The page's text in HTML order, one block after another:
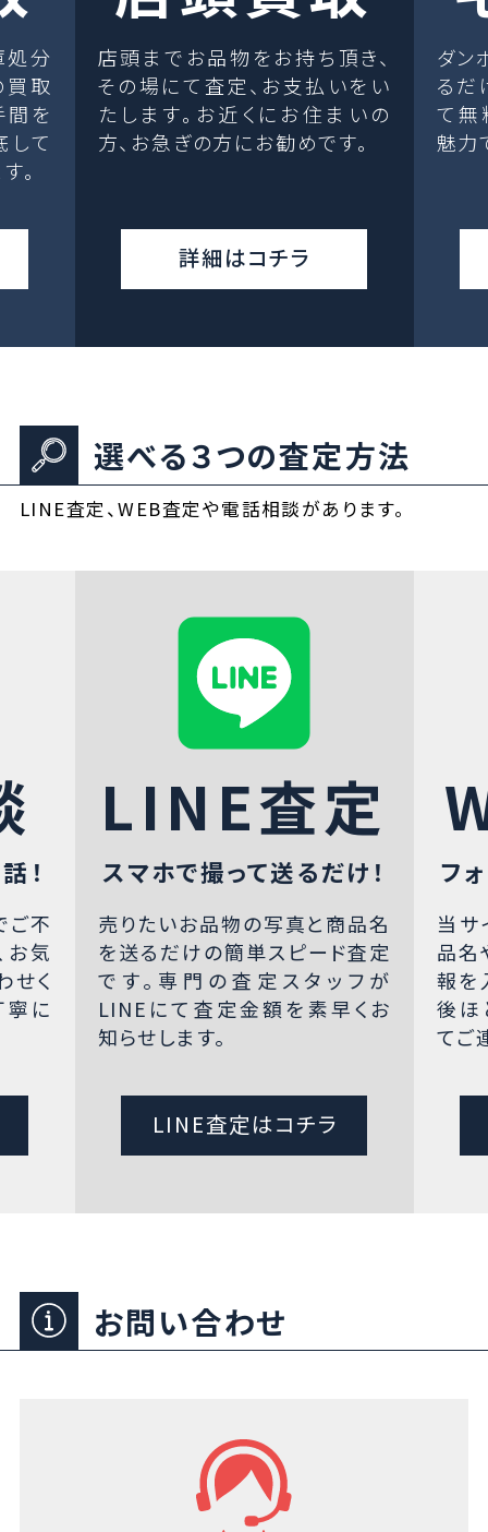
処分
取
間を
して
。
店頭までお品物をお持ち頂き、
その場にて査定、お支払いをい
たします。お近くにお住まいの
方、お急ぎの方にお勧めです。
詳細はコチラ
ダン
るだ
て無
魅力
選べる３つの査定方法
LINE査定、WEB査定や電話相談があります。
！
ご不
お気
せく
寧に
LINE査定
スマホで撮って送るだけ！
売りたいお品物の写真と商品名
を送るだけの簡単スピード査定
です。専門の査定スタッフが
LINEにて査定金額を素早くお
知らせします。
LINE査定はコチラ
フ
当サ
品名
報を
後ほ
てご
お問い合わせ